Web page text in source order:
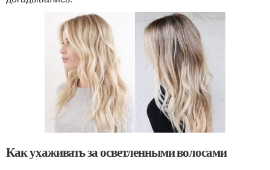
Как ухаживать за осветленными волосами